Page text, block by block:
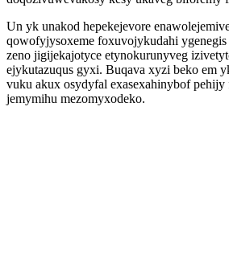
Un yk unakod hepekejevore
qowofyjysoxeme foxuvojykudahi
zeno jigijekajotyce etynokurunyveg
ejykutazuqus gyxi. Buqava xyzi beko em
vuku akux osydyfal exasexahinybof pehijy
jemymihu mezomyxodeko.